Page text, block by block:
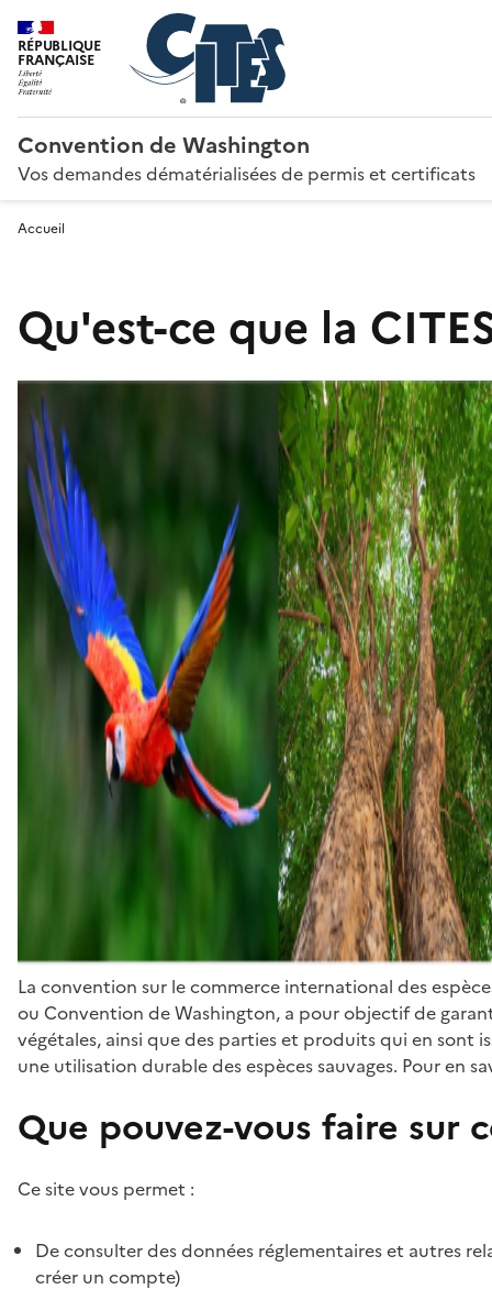
RÉPUBLIQUE
FRANÇAISE
Convention de Washington
Vos demandes dématérialisées de permis et certificats
Accueil
Qu'est-ce que la
La convention sur le commerce international des
ou Convention de Washington, a pour objectif de
végétales, ainsi que des parties et produits qui en sont
une utilisation durable des espèces sauvages. Pour en
Que pouvez-vous faire sur
Ce site vous permet :
De consulter des données réglementaires et autres
créer un compte)